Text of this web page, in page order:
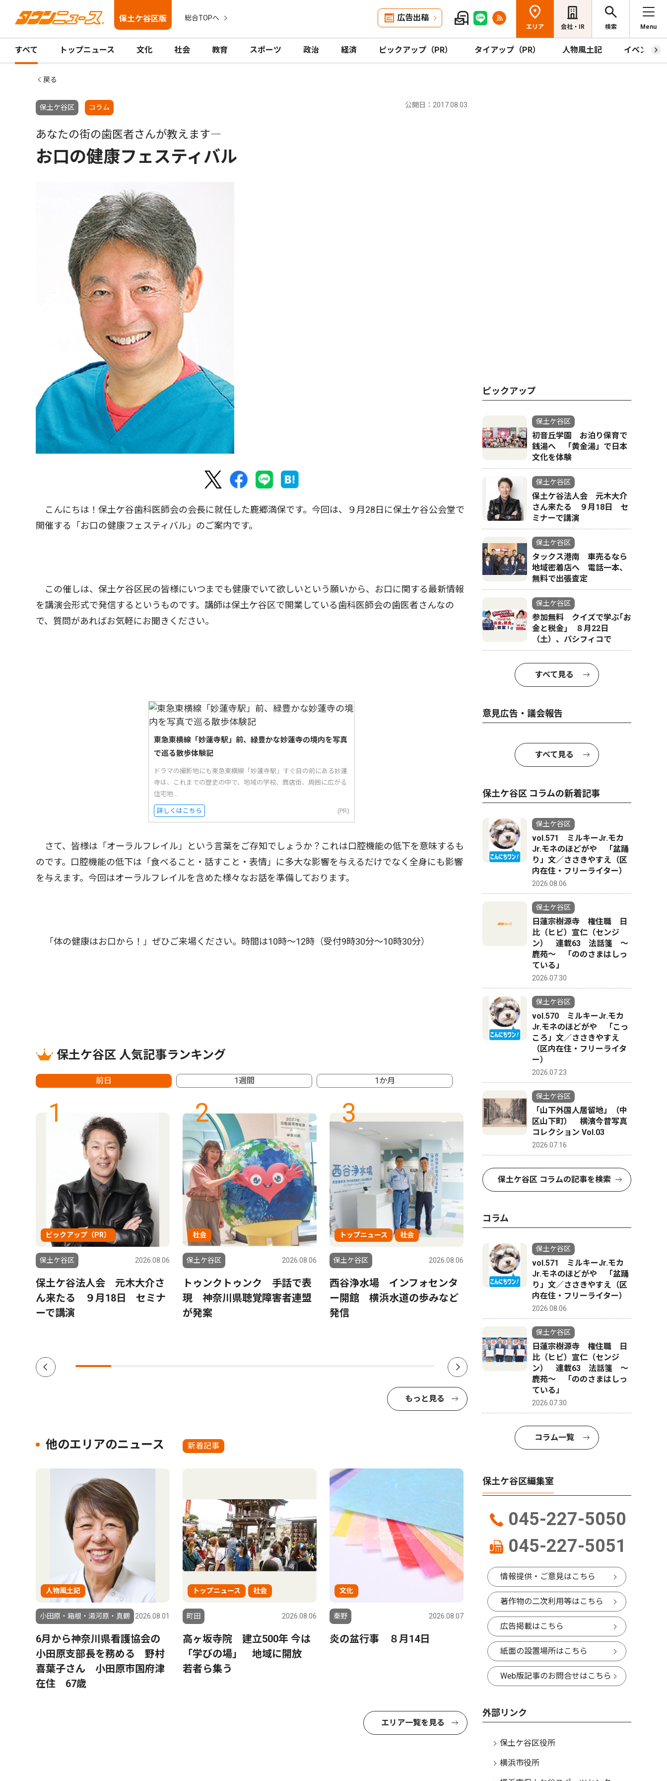
保土ケ谷区版 総合TOPへ 広告出稿
エリア 会社・IR 検索 Menu
すべて トップニュース 文化 社会 教育 スポーツ 政治 経済 ピックアップ（PR） タイアップ（PR） 人物風土記 イベント
戻る
保土ケ谷区 コラム 公開日：2017.08.03
あなたの街の歯医者さんが教えます―
お口の健康フェスティバル
こんにちは！保土ケ谷歯科医師会の会長に就任した鹿郷満保です。今回は、９月28日に保土ケ谷公会堂で
開催する「お口の健康フェスティバル」のご案内です。
この催しは、保土ケ谷区民の皆様にいつまでも健康でいて欲しいという願いから、お口に関する最新情報
を講演会形式で発信するというものです。講師は保土ケ谷区で開業している歯科医師会の歯医者さんなの
で、質問があればお気軽にお聞きください。
東急東横線「妙蓮寺駅」前、緑豊かな妙蓮寺の境内を写真
で巡る散歩体験記
ドラマの撮影地にも東急東横線「妙蓮寺駅」すぐ目の前にある妙蓮
寺は、これまでの歴史の中で、地域の学校、商店街、周囲に広がる
住宅地...
詳しくはこちら (PR)
さて、皆様は「オーラルフレイル」という言葉をご存知でしょうか？これは口腔機能の低下を意味するも
のです。口腔機能の低下は「食べること・話すこと・表情」に多大な影響を与えるだけでなく全身にも影響
を与えます。今回はオーラルフレイルを含めた様々なお話を準備しております。
「体の健康はお口から！」ぜひご来場ください。時間は10時〜12時（受付9時30分〜10時30分）
保土ケ谷区 人気記事ランキング
前日 1週間 1か月
1
ピックアップ（PR）
保土ケ谷区 2026.08.06
保土ケ谷法人会 元木大介さ
ん来たる ９月18日 セミナ
ーで講演
2
社会
保土ケ谷区 2026.08.06
トゥンクトゥンク 手話で表
現 神奈川県聴覚障害者連盟
が発案
3
トップニュース 社会
保土ケ谷区 2026.08.06
西谷浄水場 インフォセンタ
ー開館 横浜水道の歩みなど
発信
4
保土ケ谷区 2026.07.30
横浜市ひきこもり総合支援・
若者相談センターってどんな
ところ？ 最近までセンター
を利用していた方にインタビ
ュー
もっと見る
他のエリアのニュース 新着記事
人物風土記
小田原・箱根・湯河原・真鶴 2026.08.01
6月から神奈川県看護協会の
小田原支部長を務める 野村
喜葉子さん 小田原市国府津
在住 67歳
トップニュース 社会
町田 2026.08.06
高ヶ坂寺院 建立500年 今は
「学びの場」 地域に開放
若者ら集う
文化
秦野 2026.08.07
炎の盆行事 ８月14日
エリア一覧を見る
ピックアップ
保土ケ谷区
初音丘学園 お泊り保育で
銭湯へ 「黄金湯」で日本
文化を体験
保土ケ谷区
保土ケ谷法人会 元木大介
さん来たる ９月18日 セ
ミナーで講演
保土ケ谷区
タックス港南 車売るなら
地域密着店へ 電話一本、
無料で出張査定
保土ケ谷区
参加無料 クイズで学ぶ｢お
金と税金｣ ８月22日
（土）、パシフィコで
すべて見る
意見広告・議会報告
すべて見る
保土ケ谷区 コラムの新着記事
保土ケ谷区
vol.571 ミルキーJr.モカ
Jr.モネのほどがや 「盆踊
り」文／ささきやすえ（区
内在住・フリーライター）
2026.08.06
保土ケ谷区
日蓮宗樹源寺 権住職 日
比（ヒビ）宣仁（センジ
ン） 連載63 法話箋 〜
鹿苑〜 「ののさまはしっ
ている」
2026.07.30
保土ケ谷区
vol.570 ミルキーJr.モカ
Jr.モネのほどがや 「こっ
ころ」文／ささきやすえ
（区内在住・フリーライタ
ー）
2026.07.23
保土ケ谷区
「山下外国人居留地」（中
区山下町） 横濱今昔写真
コレクション Vol.03
2026.07.16
保土ケ谷区 コラムの記事を検索
コラム
保土ケ谷区
vol.571 ミルキーJr.モカ
Jr.モネのほどがや 「盆踊
り」文／ささきやすえ（区
内在住・フリーライター）
2026.08.06
保土ケ谷区
日蓮宗樹源寺 権住職 日
比（ヒビ）宣仁（センジ
ン） 連載63 法話箋 〜
鹿苑〜 「ののさまはしっ
ている」
2026.07.30
コラム一覧
保土ケ谷区編集室
045-227-5050
045-227-5051
情報提供・ご意見はこちら
著作物の二次利用等はこちら
広告掲載はこちら
紙面の設置場所はこちら
Web版記事のお問合せはこちら
外部リンク
保土ケ谷区役所
横浜市役所